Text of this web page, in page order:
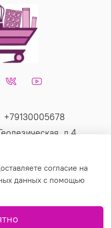
+79130005678
д 4
без письменного
согласие на
данных с помощью